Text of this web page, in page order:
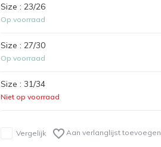
Size : 23/26
Op voorraad
Size : 27/30
Op voorraad
Size : 31/34
Niet op voorraad
Vergelijk Aan verlanglijst toevoegen